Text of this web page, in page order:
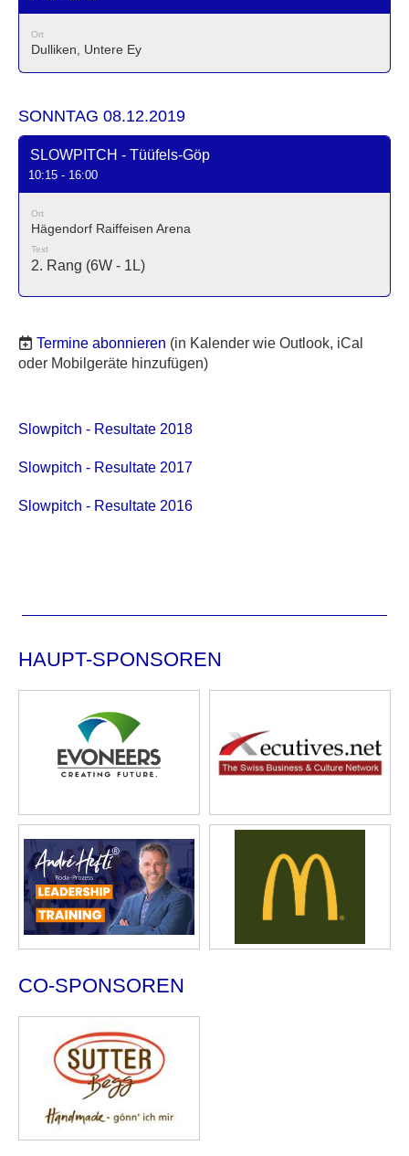
Ort
Dulliken, Untere Ey
SONNTAG 08.12.2019
SLOWPITCH - Tüüfels-Göp
10:15 - 16:00
Ort
Hägendorf Raiffeisen Arena
Text
2. Rang (6W - 1L)
Termine abonnieren (in Kalender wie Outlook, iCal
oder Mobilgeräte hinzufügen)
Slowpitch - Resultate 2018
Slowpitch - Resultate 2017
Slowpitch - Resultate 2016
HAUPT-SPONSOREN
CO-SPONSOREN